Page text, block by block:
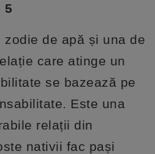
5
de apă și una de
care atinge un
se bazează pe
Este una
relații din
nativii fac pași